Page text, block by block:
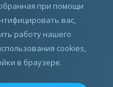
при помощи
вас,
работу нашего
cookies,
в браузере.